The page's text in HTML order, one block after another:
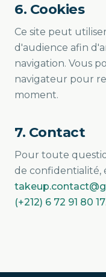
6. Cookies
Ce site peut
d'audience afin
navigation. Vous
navigateur pour
moment.
7. Contact
Pour toute
de confidentialité,
(+212) 6 72 91 80 17